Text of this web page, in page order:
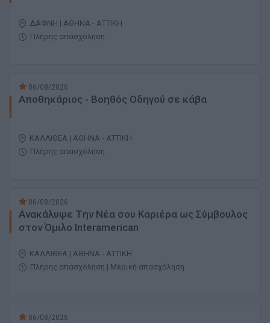
ΔΑΦΝΗ | ΑΘΗΝΑ - ΑΤΤΙΚΗ
Πλήρης απασχόληση
06/08/2026
Αποθηκάριος - Βοηθός Οδηγού σε κάβα
ΚΑΛΛΙΘΕΑ | ΑΘΗΝΑ - ΑΤΤΙΚΗ
Πλήρης απασχόληση
06/08/2026
Ανακάλυψε Tην Nέα σου Kαριέρα ως Σύμβουλος
στον Όμιλο Interamerican
ΚΑΛΛΙΘΕΑ | ΑΘΗΝΑ - ΑΤΤΙΚΗ
Πλήρης απασχόληση | Μερική απασχόληση
06/08/2026